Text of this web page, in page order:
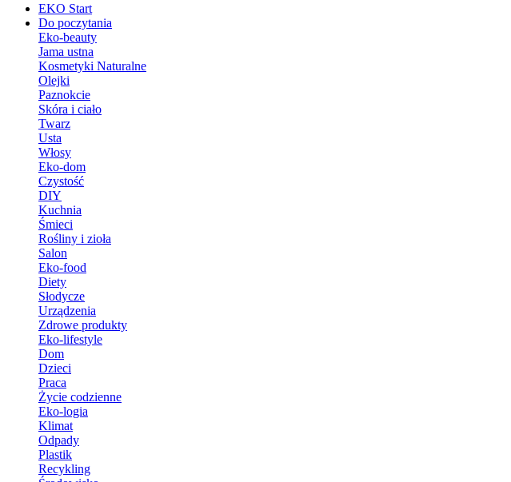
EKO Start
Do poczytania
Eko-beauty
Jama ustna
Kosmetyki Naturalne
Olejki
Paznokcie
Skóra i ciało
Twarz
Usta
Włosy
Eko-dom
Czystość
DIY
Kuchnia
Śmieci
Rośliny i zioła
Salon
Eko-food
Diety
Słodycze
Urządzenia
Zdrowe produkty
Eko-lifestyle
Dom
Dzieci
Praca
Życie codzienne
Eko-logia
Klimat
Odpady
Plastik
Recykling